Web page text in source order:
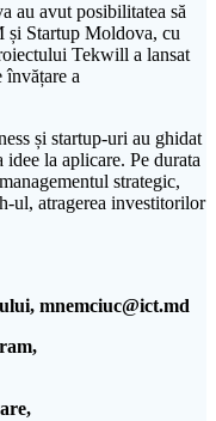
au avut posibilitatea să
și Startup Moldova, cu
Tekwill a lansat
învățare a
și startup-uri au ghidat
la aplicare. Pe durata
strategic,
ul, atragerea investitorilor
mnemciuc@ict.md